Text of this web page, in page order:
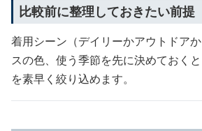
比較前に整理しておきたい前提
着用シーン（デイリーかアウトドア
スの色、使う季節を先に決めておく
を素早く絞り込めます。